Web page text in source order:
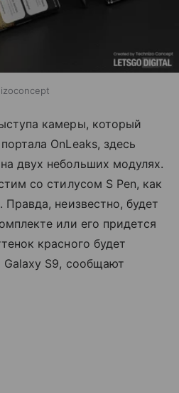
камеры, который
OnLeaks, здесь
двух небольших модулях.
со стилусом S Pen, как
неизвестно, будет
или его придется
красного будет
Galaxy S9, сообщают